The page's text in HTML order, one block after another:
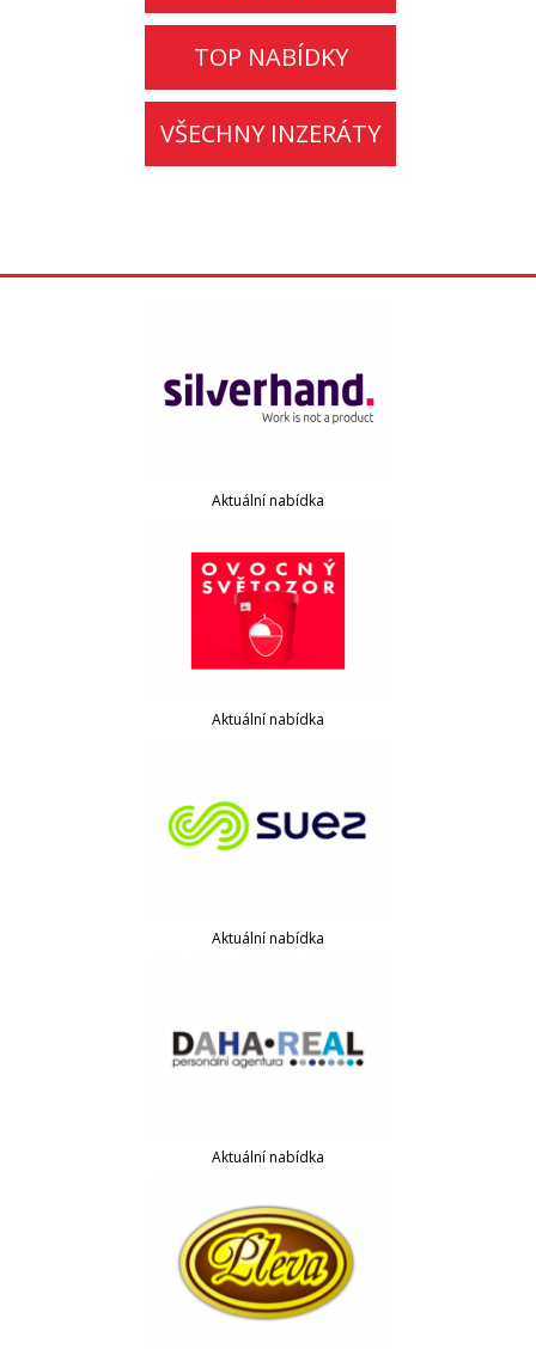
TOP NABÍDKY
VŠECHNY INZERÁTY
Aktuální nabídka
Aktuální nabídka
Aktuální nabídka
Aktuální nabídka